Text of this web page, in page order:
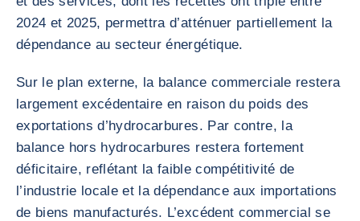
2024 et 2025, permettra d’atténuer partiellement la
dépendance au secteur énergétique.
Sur le plan externe, la balance commerciale restera
largement excédentaire en raison du poids des
exportations d’hydrocarbures. Par contre, la
balance hors hydrocarbures restera fortement
déficitaire, reflétant la faible compétitivité de
l’industrie locale et la dépendance aux importations
de biens manufacturés. L’excédent commercial se